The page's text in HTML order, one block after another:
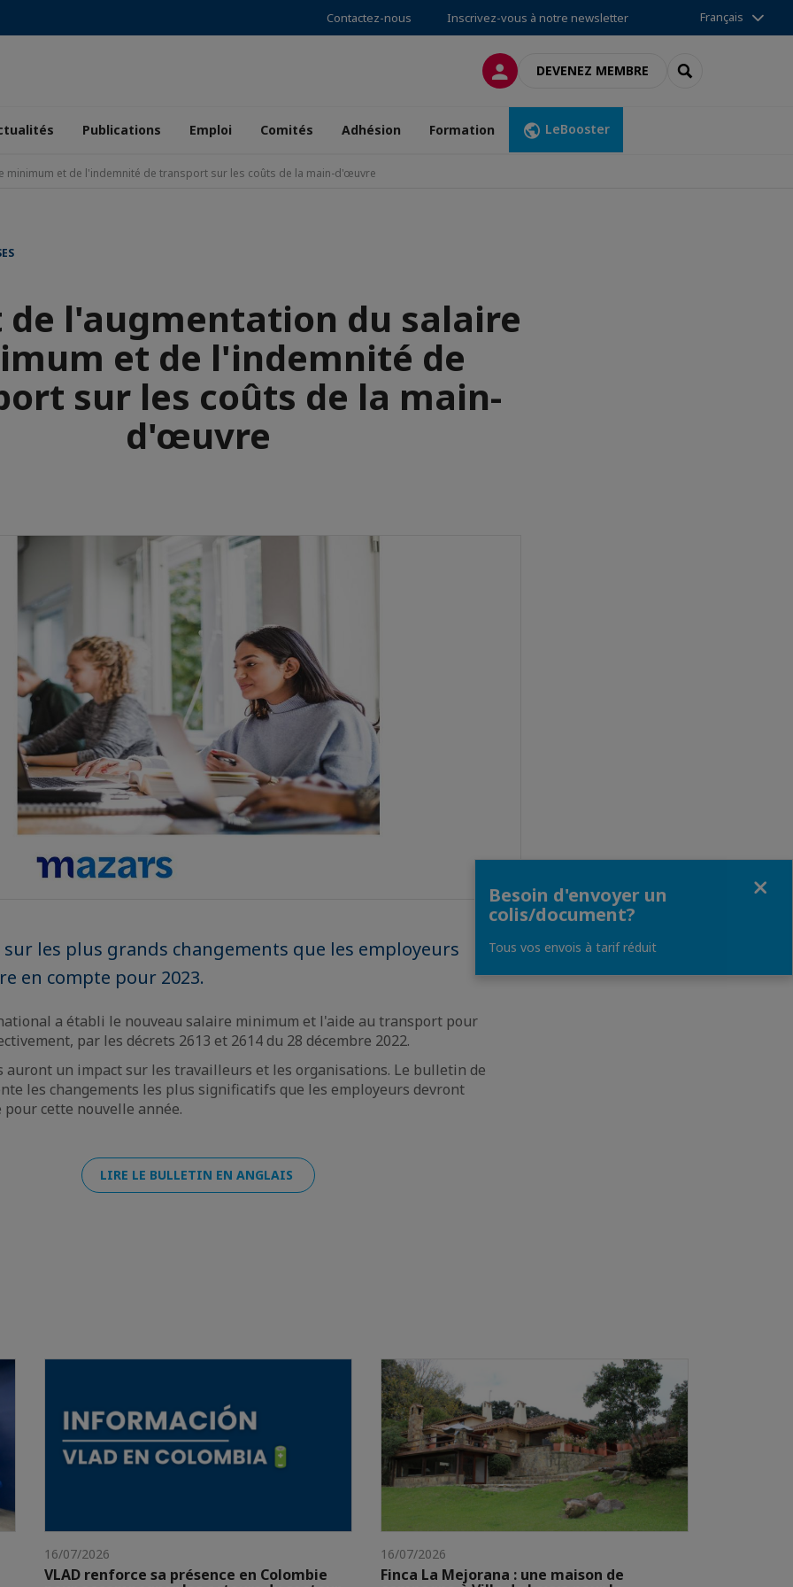
Contactez-nous Inscrivez-vous à notre newsletter Français
CONNEXIONDEVENEZ MEMBRE RECHERCHER
Publications Emploi Comités Adhésion Formation LeBooster
minimum et de l'indemnité de transport sur les coûts de la main-d'œuvre
l'augmentation du salaire
et de l'indemnité de
sur les coûts de la main-
d'œuvre
les plus grands changements que les employeurs
en compte pour 2023.
a établi le nouveau salaire minimum et l'aide au transport pour
par les décrets 2613 et 2614 du 28 décembre 2022.
auront un impact sur les travailleurs et les organisations. Le bulletin de
les changements les plus significatifs que les employeurs devront
cette nouvelle année.
LIRE LE BULLETIN EN ANGLAIS
16/07/2026
VLAD renforce sa présence en Colombie
16/07/2026
Finca La Mejorana : une maison de
Besoin d'envoyer un
colis/document?
Tous vos envois à tarif réduit